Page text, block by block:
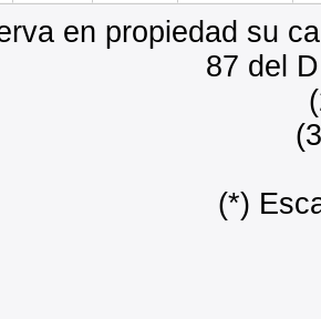
en propiedad su
87 del
(*)